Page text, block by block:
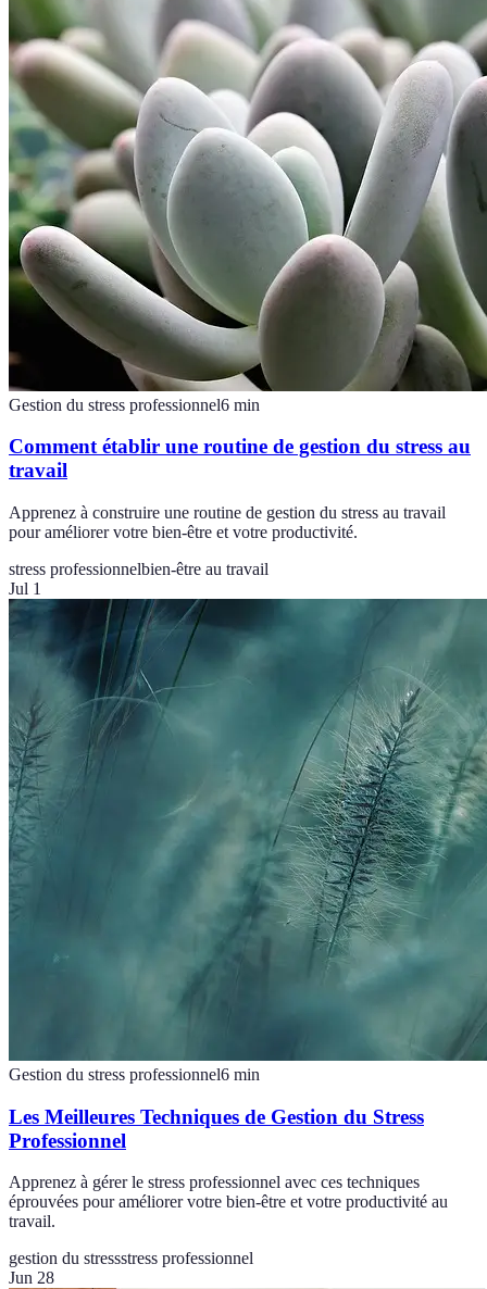
Gestion du stress professionnel6 min
Comment établir une routine de gestion du stress au
travail
Apprenez à construire une routine de gestion du stress au travail
pour améliorer votre bien-être et votre productivité.
stress professionnelbien-être au travail
Jul 1
Gestion du stress professionnel6 min
Les Meilleures Techniques de Gestion du Stress
Professionnel
Apprenez à gérer le stress professionnel avec ces techniques
éprouvées pour améliorer votre bien-être et votre productivité au
travail.
gestion du stressstress professionnel
Jun 28